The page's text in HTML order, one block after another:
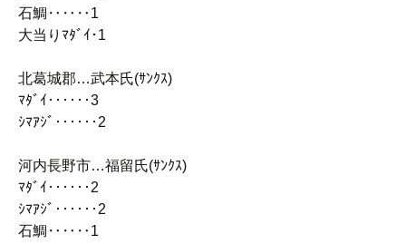
石鯛‥‥‥1
大当りﾏﾀﾞｲ･1
北葛城郡…武本氏(ｻﾝｸｽ)
ﾏﾀﾞｲ‥‥‥3
ｼﾏｱｼﾞ‥‥‥2
河内長野市…福留氏(ｻﾝｸｽ)
ﾏﾀﾞｲ‥‥‥2
ｼﾏｱｼﾞ‥‥‥2
石鯛‥‥‥1